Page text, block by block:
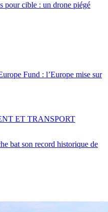
pour cible : un drone piégé
Fund : l’Europe mise sur
bat son record historique de
ET TRANSPORT